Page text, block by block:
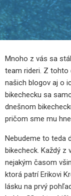
Mnoho z vás sa
team rideri. Z
našich blogov aj o
bikechecku sa
dnešnom
pričom sme mu
Nebudeme to teda
bikecheck. Každý
nejakým časom
ktorá patrí Erikovi
lásku na prvý